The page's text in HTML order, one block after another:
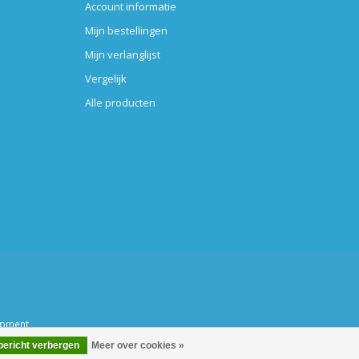
verbergen Meer over cookies »
Account informatie
Mijn bestellingen
Mijn verlanglijst
Vergelijk
Alle producten